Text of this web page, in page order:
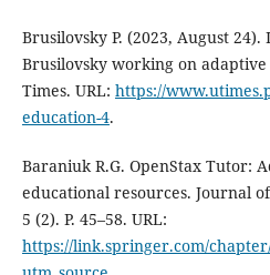
Brusilovsky P. (2023, August
Brusilovsky working on
Times. URL: https://
education-4.
Baraniuk R.G. OpenStax Tutor:
educational resources. Journal
5 (2). P. 45–58. URL:
https://link.springer.com/chapter/